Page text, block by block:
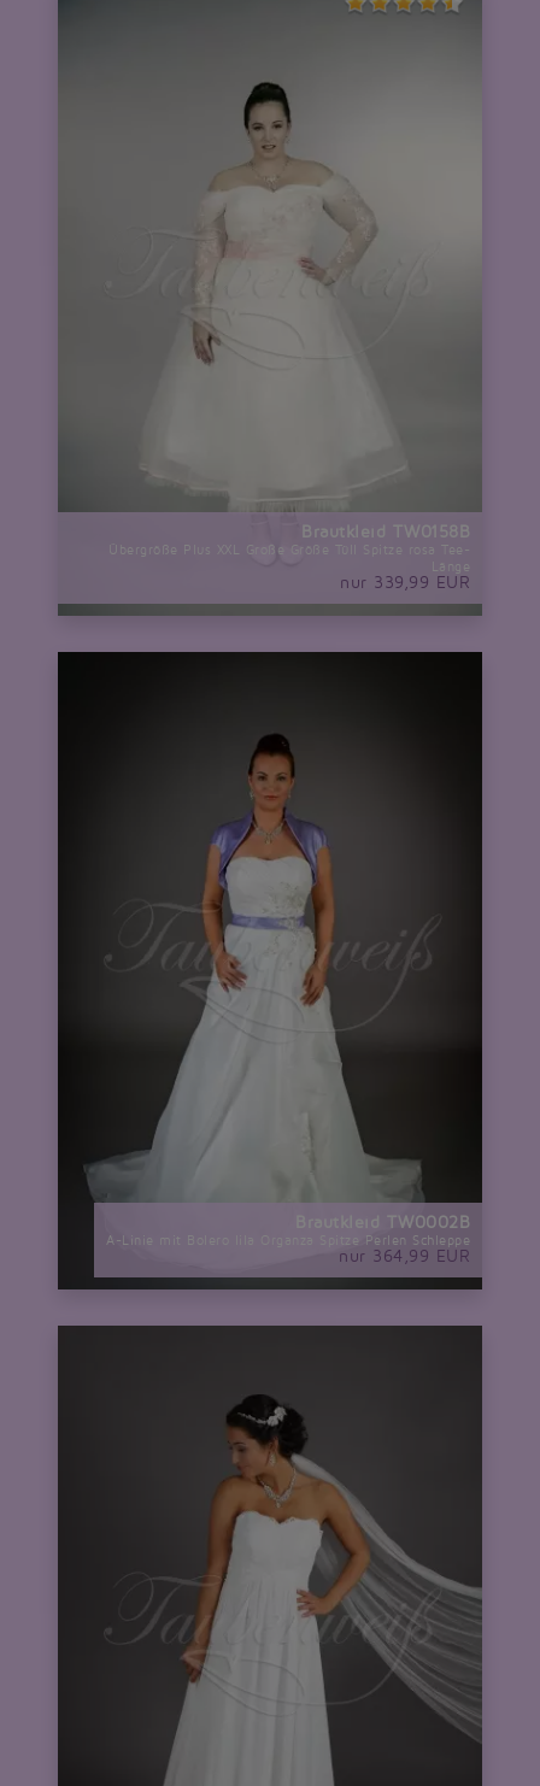
Brautkleid TW0158B
Übergröße Plus XXL Große Größe Tüll Spitze rosa Tee-
Länge
nur 339,99 EUR
Brautkleid TW0002B
A-Linie mit Bolero lila Organza Spitze Perlen Schleppe
nur 364,99 EUR